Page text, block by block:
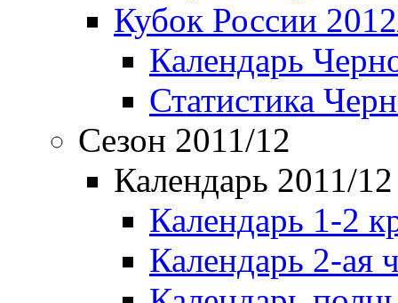
Кубок России
Календарь
Статистика
Сезон 2011/12
Календарь 2011/12
Календарь 1-2
Календарь 2-ая